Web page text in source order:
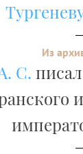
Из
С.